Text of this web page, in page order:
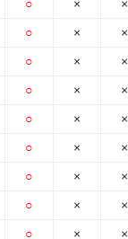
○
○
○
○
○
○
○
○
○
×
×
×
×
×
×
×
×
×
×
×
×
×
×
×
×
×
×